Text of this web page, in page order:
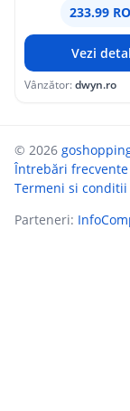
233.99
Vezi
Vânzător:dwyn.ro
© 2026
Întrebări frecvente
Termeni si conditii
Parteneri: